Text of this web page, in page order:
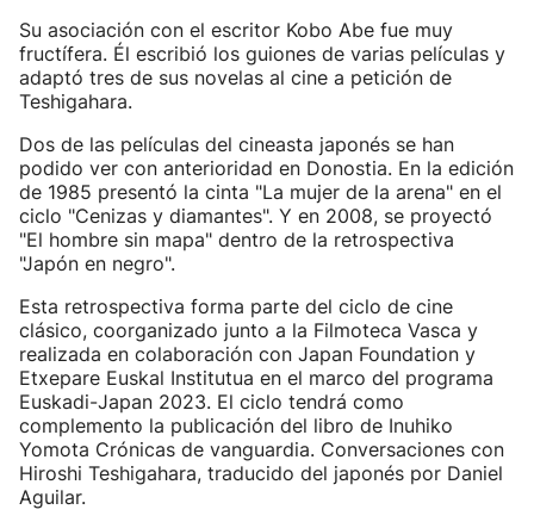
Su asociación con el escritor Kobo Abe fue muy
fructífera. Él escribió los guiones de varias películas y
adaptó tres de sus novelas al cine a petición de
Teshigahara.
Dos de las películas del cineasta japonés se han
podido ver con anterioridad en Donostia. En la edición
de 1985 presentó la cinta "La mujer de la arena" en el
ciclo "Cenizas y diamantes". Y en 2008, se proyectó
"El hombre sin mapa" dentro de la retrospectiva
"Japón en negro".
Esta retrospectiva forma parte del ciclo de cine
clásico, coorganizado junto a la Filmoteca Vasca y
realizada en colaboración con Japan Foundation y
Etxepare Euskal Institutua en el marco del programa
Euskadi-Japan 2023. El ciclo tendrá como
complemento la publicación del libro de Inuhiko
Yomota Crónicas de vanguardia. Conversaciones con
Hiroshi Teshigahara, traducido del japonés por Daniel
Aguilar.